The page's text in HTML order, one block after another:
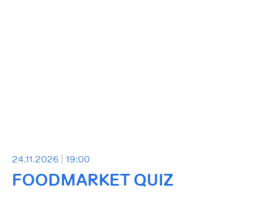
24.11.2026 19:00
FOODMARKET QUIZ